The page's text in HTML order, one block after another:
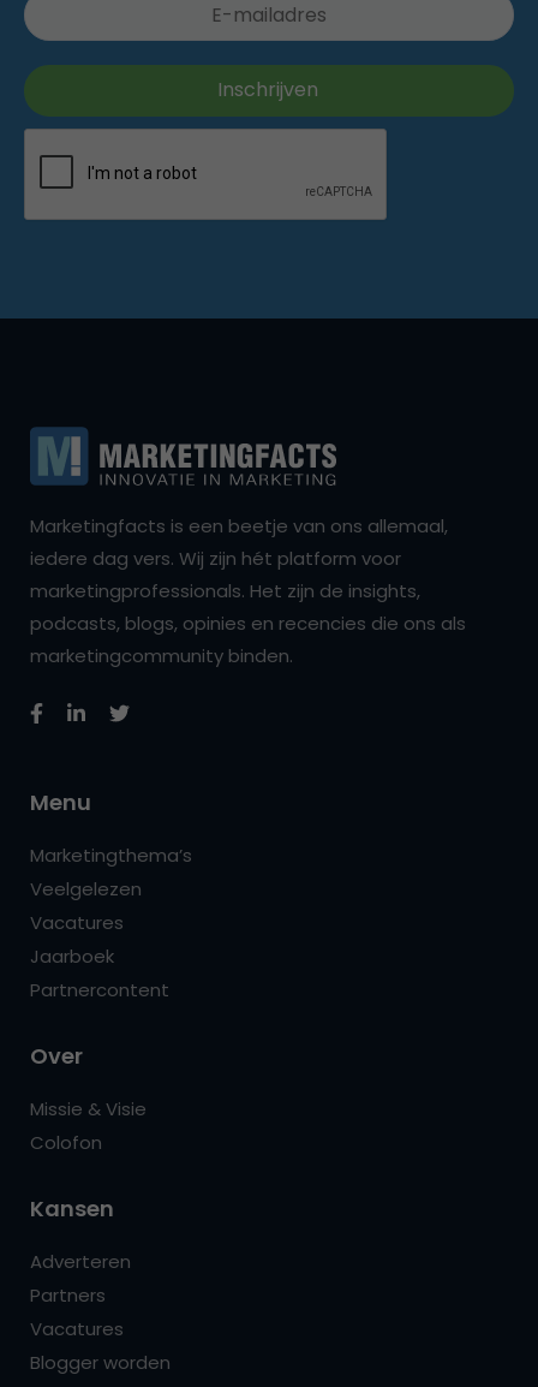
Marketingfacts is een beetje van ons allemaal,
iedere dag vers. Wij zijn hét platform voor
marketingprofessionals. Het zijn de insights,
podcasts, blogs, opinies en recencies die ons als
marketingcommunity binden.
Menu
Marketingthema’s
Veelgelezen
Vacatures
Jaarboek
Partnercontent
Over
Missie & Visie
Colofon
Kansen
Adverteren
Partners
Vacatures
Blogger worden